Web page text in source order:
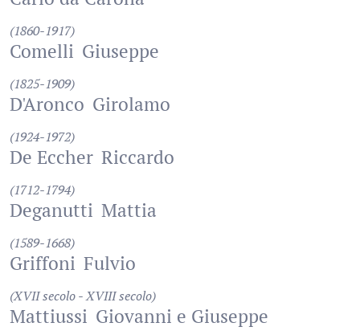
(1860-1917)
Comelli Giuseppe
(1825-1909)
D'Aronco Girolamo
(1924-1972)
De Eccher Riccardo
(1712-1794)
Deganutti Mattia
(1589-1668)
Griffoni Fulvio
(XVII secolo - XVIII secolo)
Mattiussi Giovanni e Giuseppe